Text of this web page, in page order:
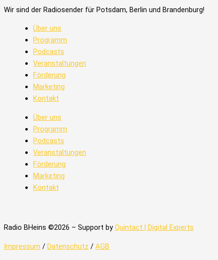
Wir sind der Radiosender für Potsdam, Berlin und Brandenburg!
Über uns
Programm
Podcasts
Veranstaltungen
Förderung
Marketing
Kontakt
Über uns
Programm
Podcasts
Veranstaltungen
Förderung
Marketing
Kontakt
Radio BHeins ©2026 – Support by Quintact | Digital Experts
Impressum / Datenschutz / AGB